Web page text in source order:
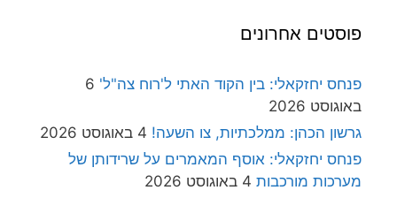
פוסטים אחרונים
פנחס יחזקאלי: בין הקוד האתי ל'רוח צה"ל' 6
באוגוסט 2026
גרשון הכהן: ממלכתיות, צו השעה! 4 באוגוסט 2026
פנחס יחזקאלי: אוסף המאמרים על שרידותן של
מערכות מורכבות 4 באוגוסט 2026